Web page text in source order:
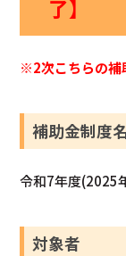
了】
※2次こちらの補
補助金制度
令和7年度(2025
対象者